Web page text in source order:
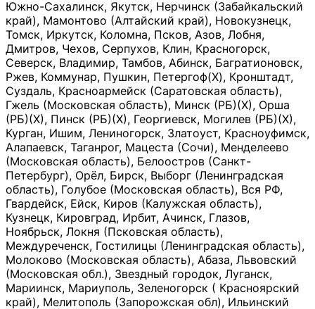
Южно-Сахалинск, Якутск, Нерчинск (Забайкальский
край), Мамонтово (Алтайский край), Новокузнецк,
Томск, Иркутск, Коломна, Псков, Азов, Лобня,
Дмитров, Чехов, Серпухов, Клин, Красногорск,
Северск, Владимир, Тамбов, Абинск, Багратионовск,
Ржев, Коммунар, Пушкин, Петергоф(Х), Кронштадт,
Суздаль, Красноармейск (Саратовская область),
Гжель (Московская область), Минск (РБ)(Х), Орша
(РБ)(Х), Пинск (РБ)(Х), Георгиевск, Могилев (РБ)(Х),
Курган, Ишим, Лениногорск, Златоуст, Красноуфимск,
Алапаевск, Таганрог, Мацеста (Сочи), Менделеево
(Московская область), Белоостров (Санкт-
Петербург), Орёл, Бирск, Выборг (Ленинградская
область), Голубое (Московская область), Вся РФ,
Гвардейск, Ейск, Киров (Калужская область),
Кузнецк, Кировград, Ирбит, Ачинск, Глазов,
Ноябрьск, Локня (Псковская область),
Междуреченск, Гостилицы (Ленинградская область),
Молоково (Московская область), Абаза, Львовский
(Московская обл.), Звездный городок, Луганск,
Мариинск, Мариуполь, Зеленогорск ( Красноярский
край), Мелитополь (Запорожская обл), Ильинский